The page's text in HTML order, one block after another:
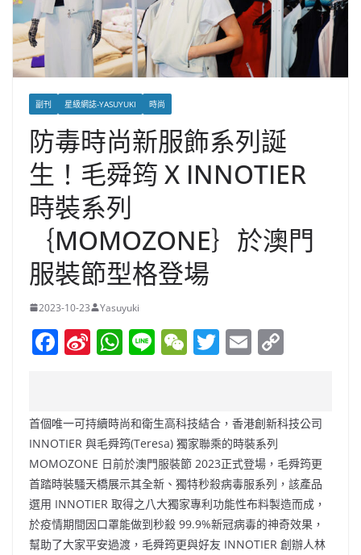
副刊 星級網誌-YASUYUKI 時尚
防毒時尚新服飾系列誕
生！毛舜筠 X INNOTIER
時裝系列
｛MOMOZONE｝於澳門
服裝節型格登場
2023-10-23 Yasuyuki
F
e
b
o
o
k
Si
W
ei
b
o
W
s
A
p
p
Li W
h
at
T
er
E
l y
n
k
首個唯一可持續時尚和衛生高科技結合，香港創新科技公司
INNOTIER 與毛舜筠(Teresa) 獨家聯乘的時裝系列
MOMOZONE 日前於澳門服裝節 2023正式登場，毛舜筠更
首踏時裝騷天橋展示其全新、獨特秒殺病毒服系列，該產品
選用 INNOTIER 取得之八大獨家專利功能性布料製造而成，
於疫情期間因口罩能做到秒殺 99.9%新冠病毒的神奇效果，
幫助了大家平安過渡，毛舜筠更與好友 INNOTIER 創辦人林